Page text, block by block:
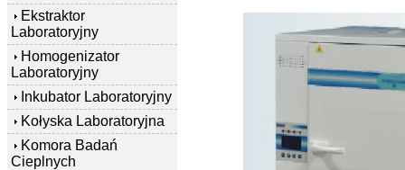
Ekstraktor
Laboratoryjny
Homogenizator
Laboratoryjny
Inkubator Laboratoryjny
Kołyska Laboratoryjna
Komora Badań
Cieplnych